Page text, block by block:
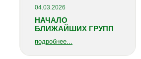
04.03.2026
НАЧАЛО
БЛИЖАЙШИХ ГРУПП
подробнее...